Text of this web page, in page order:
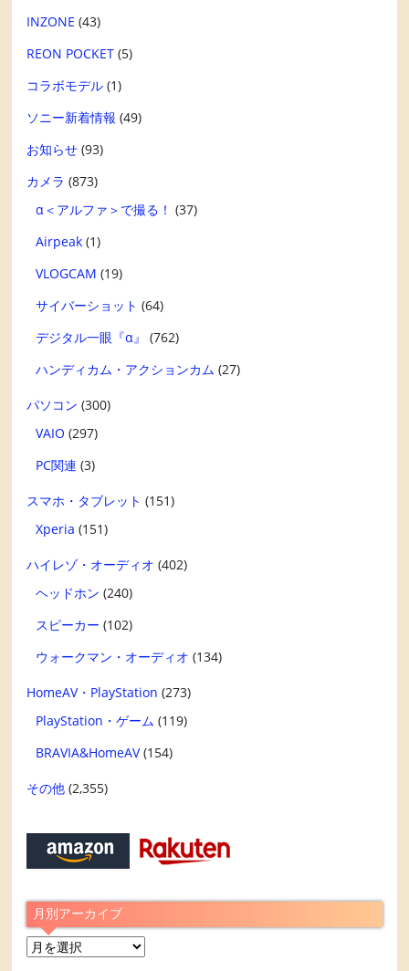
INZONE (43)
REON POCKET (5)
コラボモデル (1)
ソニー新着情報 (49)
お知らせ (93)
カメラ (873)
α＜アルファ＞で撮る！ (37)
Airpeak (1)
VLOGCAM (19)
サイバーショット (64)
デジタル一眼『α』
(762)
ハンディカム・アクションカム (27)
パソコン (300)
VAIO (297)
PC関連 (3)
スマホ・タブレット (151)
Xperia (151)
ハイレゾ・オーディオ (402)
ヘッドホン (240)
スピーカー (102)
ウォークマン・オーディオ (134)
HomeAV・PlayStation (273)
PlayStation・ゲーム (119)
BRAVIA&HomeAV(154)
その他 (2,355)
月別アーカイブ
月